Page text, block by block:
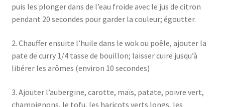
puis les plonger dans de l’eau froide avec le jus de citron
pendant 20 secondes pour garder la couleur; égoutter.
2. Chauffer ensuite l’huile dans le wok ou poêle, ajouter la
pate de curry 1/4 tasse de bouillon; laisser cuire jusqu’à
libérer les arômes (environ 10 secondes)
3. Ajouter l’aubergine, carotte, maïs, patate, poivre vert,
champignons, le tofu, les haricots verts longs, les